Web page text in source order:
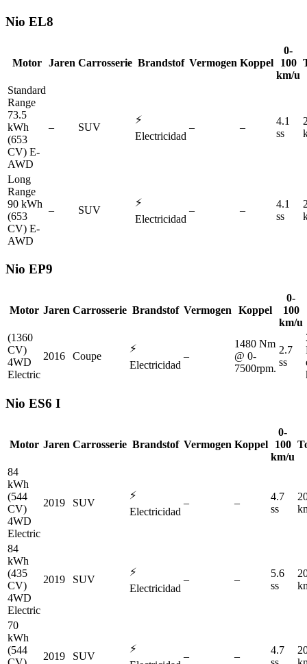
Nio EL8
Motor Jaren Carrosserie Brandstof Vermogen Koppel
0-
100
km/u
Standard
Range
73.5
kWh
(653
CV) E-
AWD
– SUV
⚡
Electricidad
– –
4.1
ss
Long
Range
90 kWh
(653
CV) E-
AWD
– SUV
⚡
Electricidad
– –
4.1
ss
Nio EP9
Motor Jaren Carrosserie Brandstof Vermogen Koppel
0-
100
km/u
(1360
CV)
4WD
Electric
2016 Coupe
⚡
Electricidad
–
1480 Nm
@ 0-
7500rpm.
2.7
ss
Nio ES6 I
Motor Jaren Carrosserie Brandstof Vermogen Koppel
0-
100
km/u
84
kWh
(544
CV)
4WD
Electric
2019 SUV
⚡
Electricidad
– –
4.7
ss
84
kWh
(435
CV)
4WD
Electric
2019 SUV
⚡
Electricidad
– –
5.6
ss
70
kWh
(544
2019 SUV
⚡
– –
4.7